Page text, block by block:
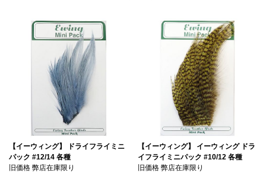
【イーウィング】 ドライフライミニ
パック #12/14 各種
旧価格 弊店在庫限り
【イーウィング】 イーウィング ドラ
イフライミニパック #10/12 各種
旧価格 弊店在庫限り